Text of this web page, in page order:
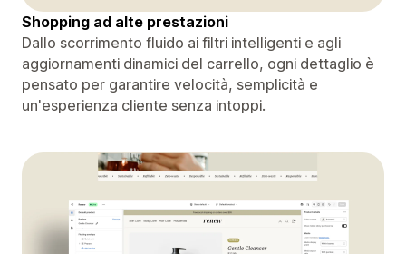
Shopping ad alte prestazioni
Dallo scorrimento fluido ai filtri intelligenti e agli
aggiornamenti dinamici del carrello, ogni dettaglio è
pensato per garantire velocità, semplicità e
un'esperienza cliente senza intoppi.